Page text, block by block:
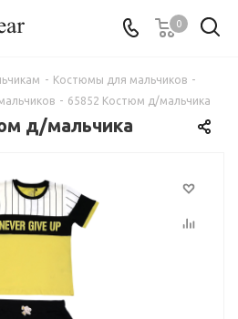
0
- Костюмы для мальчиков -
- 65852 Костюм д/мальчика
д/мальчика